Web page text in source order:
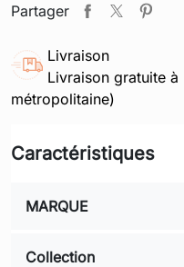
Partager
Livraison
Livraison gratuite
métropolitaine)
Caractéristiques
MARQUE
Collection